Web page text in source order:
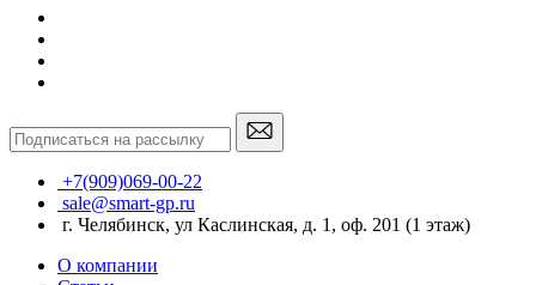
+7(909)069-00-22
sale@smart-gp.ru
г. Челябинск, ул Каслинская, д. 1, оф. 201 (1 этаж)
О компании